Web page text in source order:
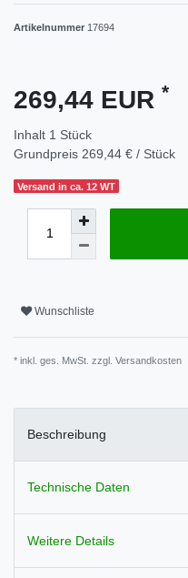
Artikelnummer 17694
269,44 EUR *
Inhalt 1 Stück
Grundpreis 269,44 € / Stück
Versand in ca. 12 WT
Wunschliste
* inkl. ges. MwSt. zzgl. Versandkosten
Beschreibung
Technische Daten
Weitere Details